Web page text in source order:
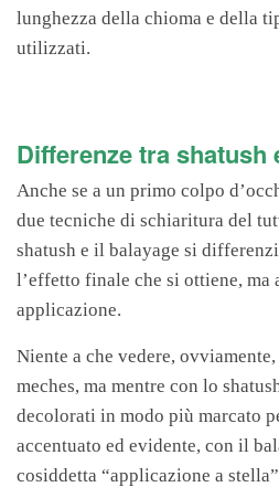
lunghezza della chioma e della
utilizzati.
Differenze tra shatush
Anche se a un primo colpo
due tecniche di schiaritura del
shatush e il balayage si
l’effetto finale che si ottiene, ma
applicazione.
Niente a che vedere,
meches, ma mentre con lo
decolorati in modo più marcato
accentuato ed evidente, con il
cosiddetta “applicazione a